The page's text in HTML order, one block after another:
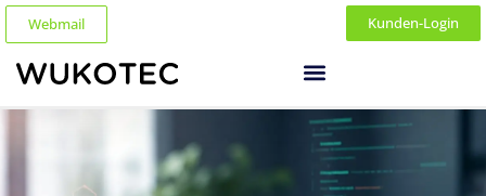
Webmail Kunden-Login